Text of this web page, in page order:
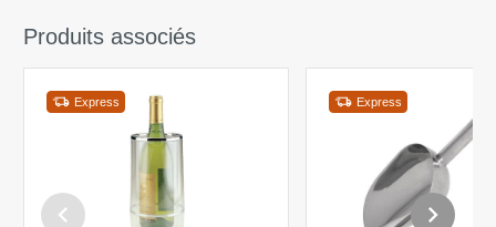
Produits associés
Express Express